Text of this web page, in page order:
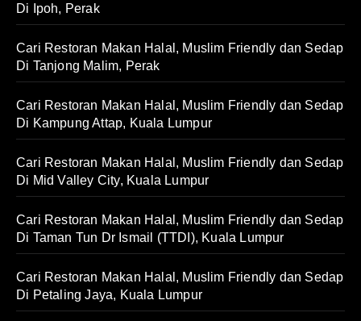
Di Ipoh, Perak
Cari Restoran Makan Halal, Muslim Friendly dan Sedap
Di Tanjong Malim, Perak
Cari Restoran Makan Halal, Muslim Friendly dan Sedap
Di Kampung Attap, Kuala Lumpur
Cari Restoran Makan Halal, Muslim Friendly dan Sedap
Di Mid Valley City, Kuala Lumpur
Cari Restoran Makan Halal, Muslim Friendly dan Sedap
Di Taman Tun Dr Ismail (TTDI), Kuala Lumpur
Cari Restoran Makan Halal, Muslim Friendly dan Sedap
Di Petaling Jaya, Kuala Lumpur